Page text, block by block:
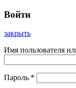
Войти
закрыть
Имя пользователя
Пароль *